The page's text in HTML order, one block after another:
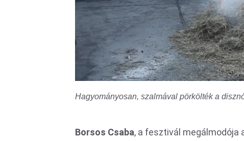
Hagyományosan, szalmával pörkölték a
Borsos Csaba, a fesztivál megálmodója